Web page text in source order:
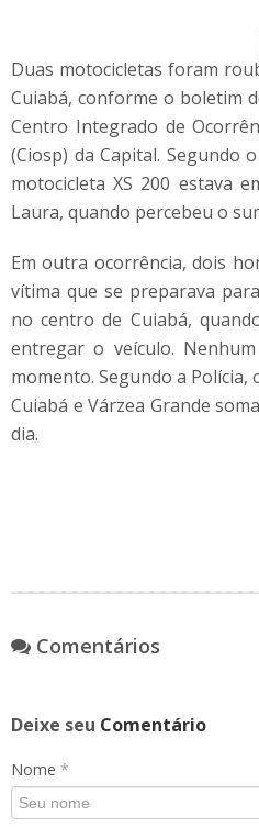
Duas motocicletas foram
Cuiabá, conforme o boletim
Centro Integrado de
(Ciosp) da Capital. Segundo
motocicleta XS 200 estava
Laura, quando percebeu o
Em outra ocorrência, dois
vítima que se preparava
no centro de Cuiabá,
entregar o veículo.
momento. Segundo a
Cuiabá e Várzea Grande
dia.
Comentários
Deixe seu Comentário
Nome *